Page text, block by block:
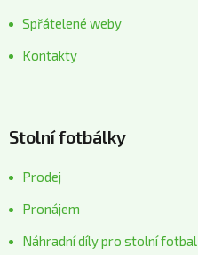
Spřátelené weby
Kontakty
Stolní fotbálky
Prodej
Pronájem
Náhradní díly pro stolní fotbal